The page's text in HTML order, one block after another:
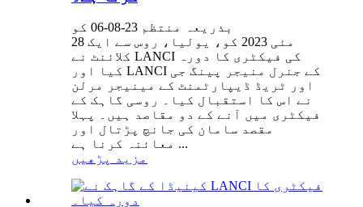
بذریعہ منتظم 23-08-06 کو
28 مئی 2023 کو، یولیا، روس سے ایک
کلائنٹ نے LANCI کی فیکٹری کا دورہ
کیا اور LANCI کے جنرل منیجر پینگ جی
اور ٹریڈ ڈیپارٹمنٹ کے مینیجر مرلن
نے اس کا استقبال کیا۔ روسی گاہک کے
فیکٹری میں آنے کے دو مقاصد ہیں۔ پہلا
مقصد سامان کی جانچ پڑتال اور
معائنہ کرنا ہے ...
مزید پڑھیں